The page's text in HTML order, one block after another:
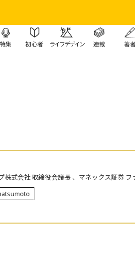
特集 初心者 ライフデザイン 連載 著
株式会社 取締役会議長 、マネックス証券 フ